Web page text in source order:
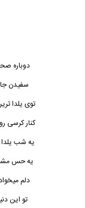
دوباره
سفیدن
توی یلدا
کنار کرسی
یه شب یلدا
یه حس
دلم
تو این